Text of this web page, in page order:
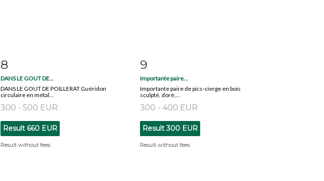
8
DANS LE GOUT DE...
DANS LE GOUT DE POILLERAT Guéridon
circulaire en métal...
300 - 500 EUR
Result 660 EUR
Result without fees
9
Importante paire...
Importante paire de pics-cierge en bois
sculpté, doré,...
300 - 400 EUR
Result300 EUR
Result without fees